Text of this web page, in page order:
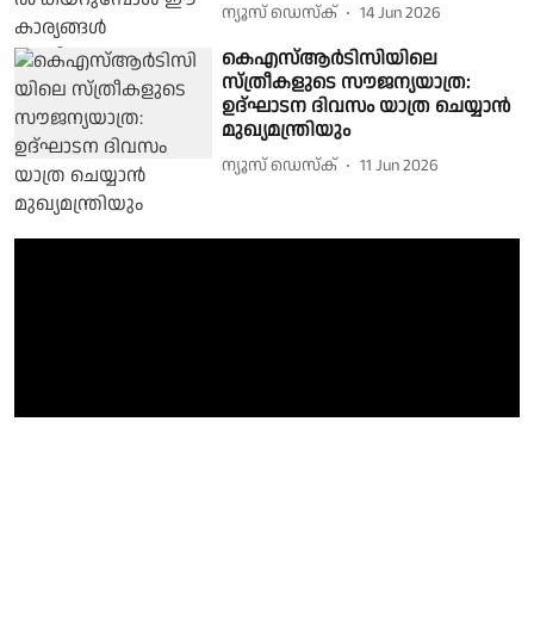
ന്യൂസ് ഡെസ്ക് 14 Jun 2026
കെഎസ്ആർടിസിയിലെ
സ്ത്രീകളുടെ സൗജന്യയാത്ര:
ഉദ്ഘാടന ദിവസം യാത്ര ചെയ്യാൻ
മുഖ്യമന്ത്രിയും
ന്യൂസ് ഡെസ്ക് 11 Jun 2026